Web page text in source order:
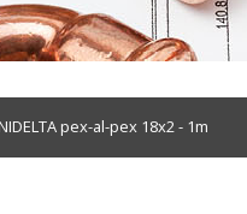
pex-al-pex 18x2 - 1m